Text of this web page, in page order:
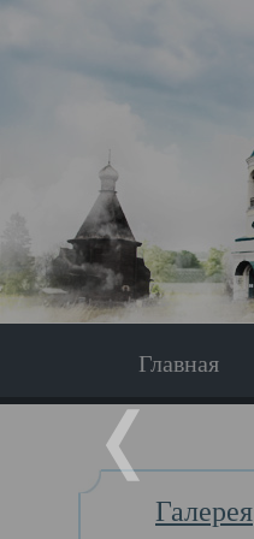
Главная
Галерея